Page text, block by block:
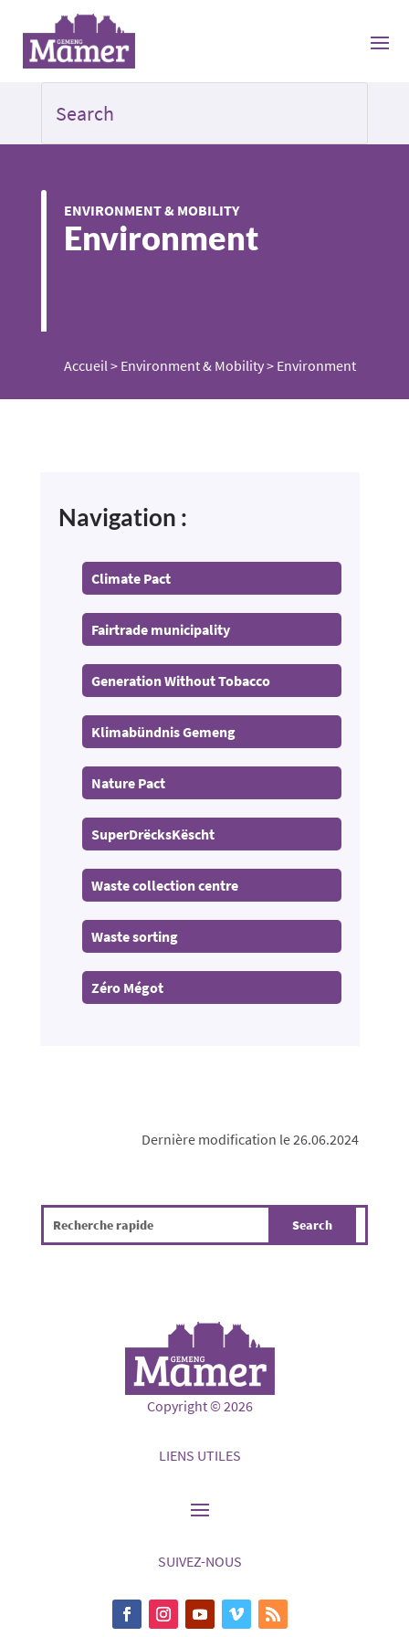
ENVIRONMENT & MOBILITY
Environment
Accueil> Environment & Mobility> Environment
Navigation :
Climate Pact
Fairtrade municipality
Generation Without Tobacco
Klimabündnis Gemeng
Nature Pact
SuperDrëcksKëscht
Waste collection centre
Waste sorting
Zéro Mégot
Dernière modification le 26.06.2024
Copyright © 2026
LIENS UTILES
SUIVEZ-NOUS